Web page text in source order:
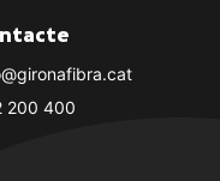
200 400